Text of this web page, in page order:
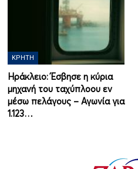
ΚΡΉΤΗ
Ηράκλειο: Έσβησε η κύρια
μηχανή του ταχύπλοου εν
μέσω πελάγους – Αγωνία για
1.123…